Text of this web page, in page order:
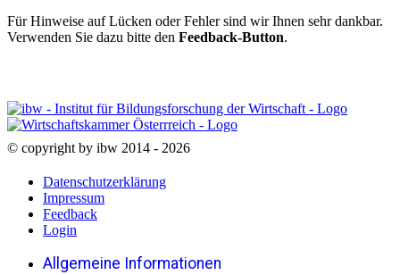
Für Hinweise auf Lücken oder Fehler sind wir Ihnen sehr dankbar.
Verwenden Sie dazu bitte den Feedback-Button.
© copyright by ibw 2014 - 2026
Datenschutzerklärung
Impressum
Feedback
Login
Allgemeine Informationen